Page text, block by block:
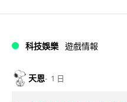
科技娛樂 遊戲情報
天恩 1 日